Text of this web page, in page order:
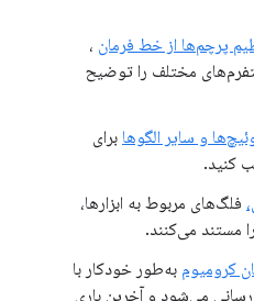
پرچم‌ها از خط فرمان ،
مختلف را توضیح
و سایر الگوها برای
کنید.
فلگ‌های مربوط به ابزارها،
مستند می‌کنند.
کرومیوم به‌طور خودکار با
می‌شود و آخرین باری